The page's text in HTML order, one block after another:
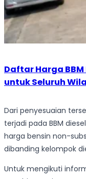
Daftar Harga BBM
untuk Seluruh
Dari penyesuaian
terjadi pada BBM
harga bensin non-
dibanding kelompok
Untuk mengikuti